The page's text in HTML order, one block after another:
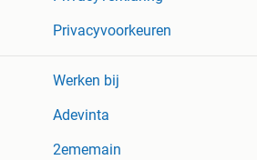
Privacyvoorkeuren
Werken bij
Adevinta
2ememain